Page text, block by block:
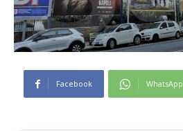
Facebook WhatsApp